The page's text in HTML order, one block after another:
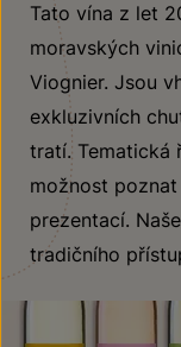
Tato vína z let
moravských
Viognier. Jsou
exkluzivních
tratí. Tematická
možnost
prezentací.
tradičního